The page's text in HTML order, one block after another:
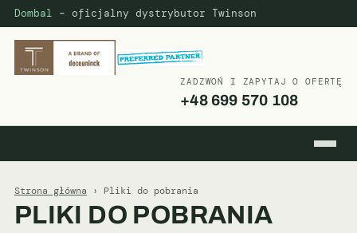
Dombal – oficjalny dystrybutor Twinson
ZADZWOŃ I ZAPYTAJ O OFERTĘ
+48 699 570 108
Strona główna › Pliki do pobrania
PLIKI DO POBRANIA